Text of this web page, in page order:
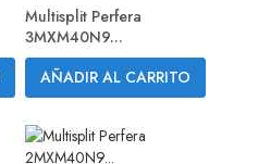
Multisplit Perfera
3MXM40N9...
AÑADIR AL CARRITO